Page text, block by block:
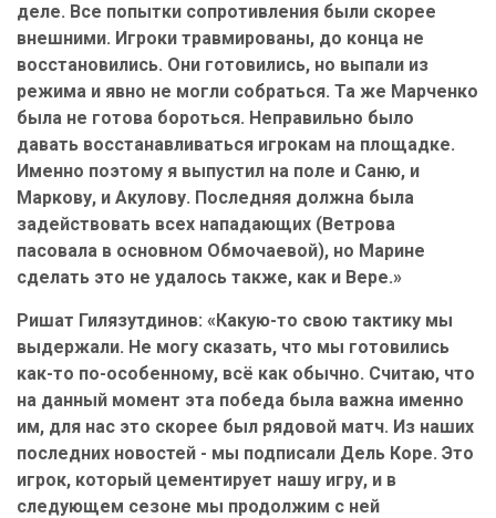
деле. Все попытки сопротивления были скорее
внешними. Игроки травмированы, до конца не
восстановились. Они готовились, но выпали из
режима и явно не могли собраться. Та же Марченко
была не готова бороться. Неправильно было
давать восстанавливаться игрокам на площадке.
Именно поэтому я выпустил на поле и Саню, и
Маркову, и Акулову. Последняя должна была
задействовать всех нападающих (Ветрова
пасовала в основном Обмочаевой), но Марине
сделать это не удалось также, как и Вере.»
Ришат Гилязутдинов: «Какую-то свою тактику мы
выдержали. Не могу сказать, что мы готовились
как-то по-особенному, всё как обычно. Считаю, что
на данный момент эта победа была важна именно
им, для нас это скорее был рядовой матч. Из наших
последних новостей - мы подписали Дель Коре. Это
игрок, который цементирует нашу игру, и в
следующем сезоне мы продолжим с ней